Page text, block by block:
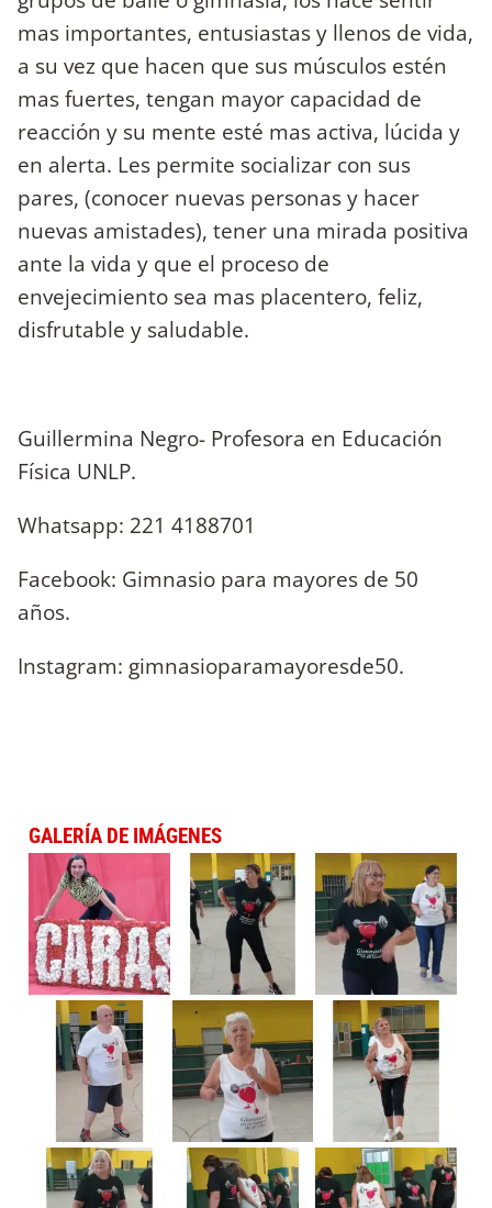
mas importantes, entusiastas y llenos de vida,
a su vez que hacen que sus músculos estén
mas fuertes, tengan mayor capacidad de
reacción y su mente esté mas activa, lúcida y
en alerta. Les permite socializar con sus
pares, (conocer nuevas personas y hacer
nuevas amistades), tener una mirada positiva
ante la vida y que el proceso de
envejecimiento sea mas placentero, feliz,
disfrutable y saludable.
Guillermina Negro- Profesora en Educación
Física UNLP.
Whatsapp: 221 4188701
Facebook: Gimnasio para mayores de 50
años.
Instagram: gimnasioparamayoresde50.
GALERÍA DE IMÁGENES